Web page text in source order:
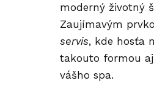
moderný životný
Zaujímavým
servis, kde hosťa
takouto formou
vášho spa.